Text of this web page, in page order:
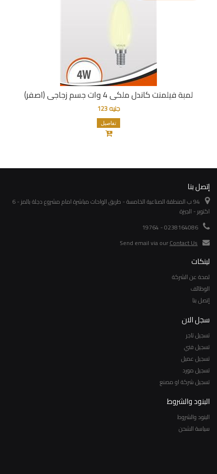
لمبة فيلمنت كاندل ملكى 4 وات جسم زجاجى (اصفر)
جنيه 123
تفاصيل
إتصل بنا
94 ب المنطقة الصناعية الخامسة - طريق الواحات مباشرة امام مشروع دجلة بالمز - 6
اكتوبر - الجيزة
0238164086 - 19764
Send email via ourContact Us
لينكات
لمحة عن الشركة
الوظائف
إتصل بنا
سجل الان
تسجيل تاجر
تسجيل فني
تسجيل عميل
تسجيل مورد
تسجيل شركة او مصنع
البنود والشروط
البنود والشروط
سياسة الشحن